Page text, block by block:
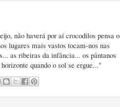
não haverá por aí crocodilos pensa o
lugares mais vastos tocam-nos nas
as ribeiras da infância... os pântanos
quando o sol se ergue..."